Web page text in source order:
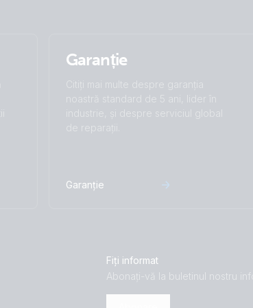
Garanție
Citiți mai multe despre garanția
noastră standard de 5 ani, lider în
industrie, și despre serviciul global
de reparații.
Garanție
Fiți informat
Abonați-vă la buletinul nostru